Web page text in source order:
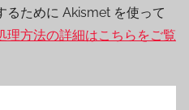
るために Akismet を使って
理方法の詳細はこちらをご覧